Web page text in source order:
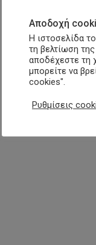
Αποδοχή
Η ιστοσελίδα
τη βελτίωση
αποδέχεστε τη
μπορείτε να
cookies".
Ρυθμίσεις